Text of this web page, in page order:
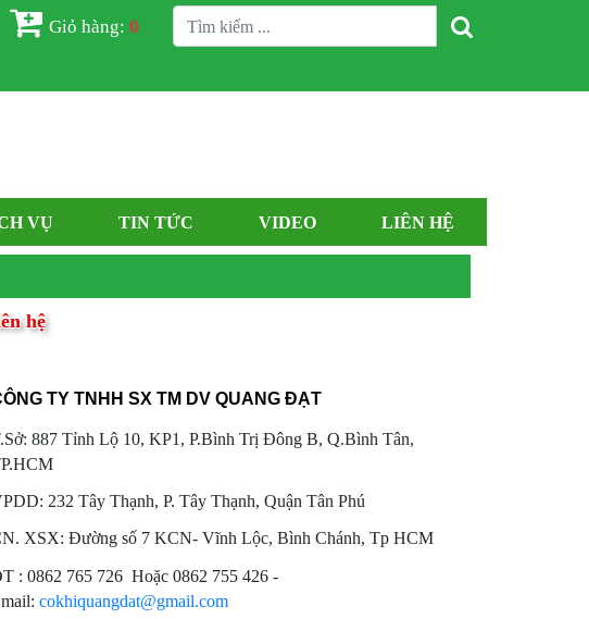
Giỏ hàng:0
VỤ TIN TỨC VIDEO LIÊN HỆ
hệ
TY TNHH SX TM DV QUANG ĐẠT
887 Tỉnh Lộ 10, KP1, P.Bình Trị Đông B, Q.Bình Tân,
232 Tây Thạnh, P. Tây Thạnh, Quận Tân Phú
XSX: Đường số 7 KCN- Vĩnh Lộc, Bình Chánh, Tp HCM
: 0862 765 726 Hoặc 0862 755 426 -
cokhiquangdat@gmail.com